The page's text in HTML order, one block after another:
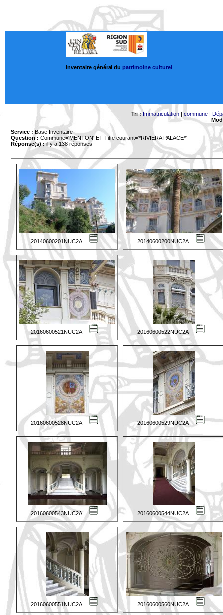
Inventaire général du patrimoine culturel
Tri : Immatriculation |commune |
Service : Base Inventaire
Question : Commune='MENTON' ET Titre courant='*RIVIERA PALACE*'
Réponse(s) :il y a 138 réponses
20140600201NUC2A 20140600200NUC2A
20160600521NUC2A 20160600522NUC2A
20160600528NUC2A 20160600529NUC2A
20160600543NUC2A 20160600544NUC2A
20160600551NUC2A 20160600560NUC2A